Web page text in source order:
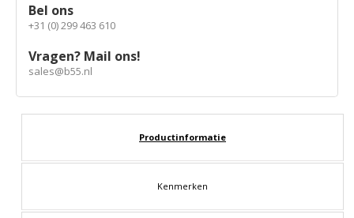
Bel ons
+31 (0) 299 463 610
Vragen? Mail ons!
sales@b55.nl
Productinformatie
Kenmerken